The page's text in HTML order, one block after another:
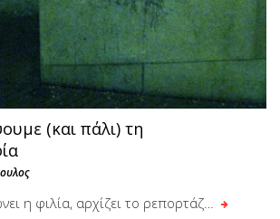
(και πάλι) τη
η φιλία, αρχίζει το ρεπορτάζ…